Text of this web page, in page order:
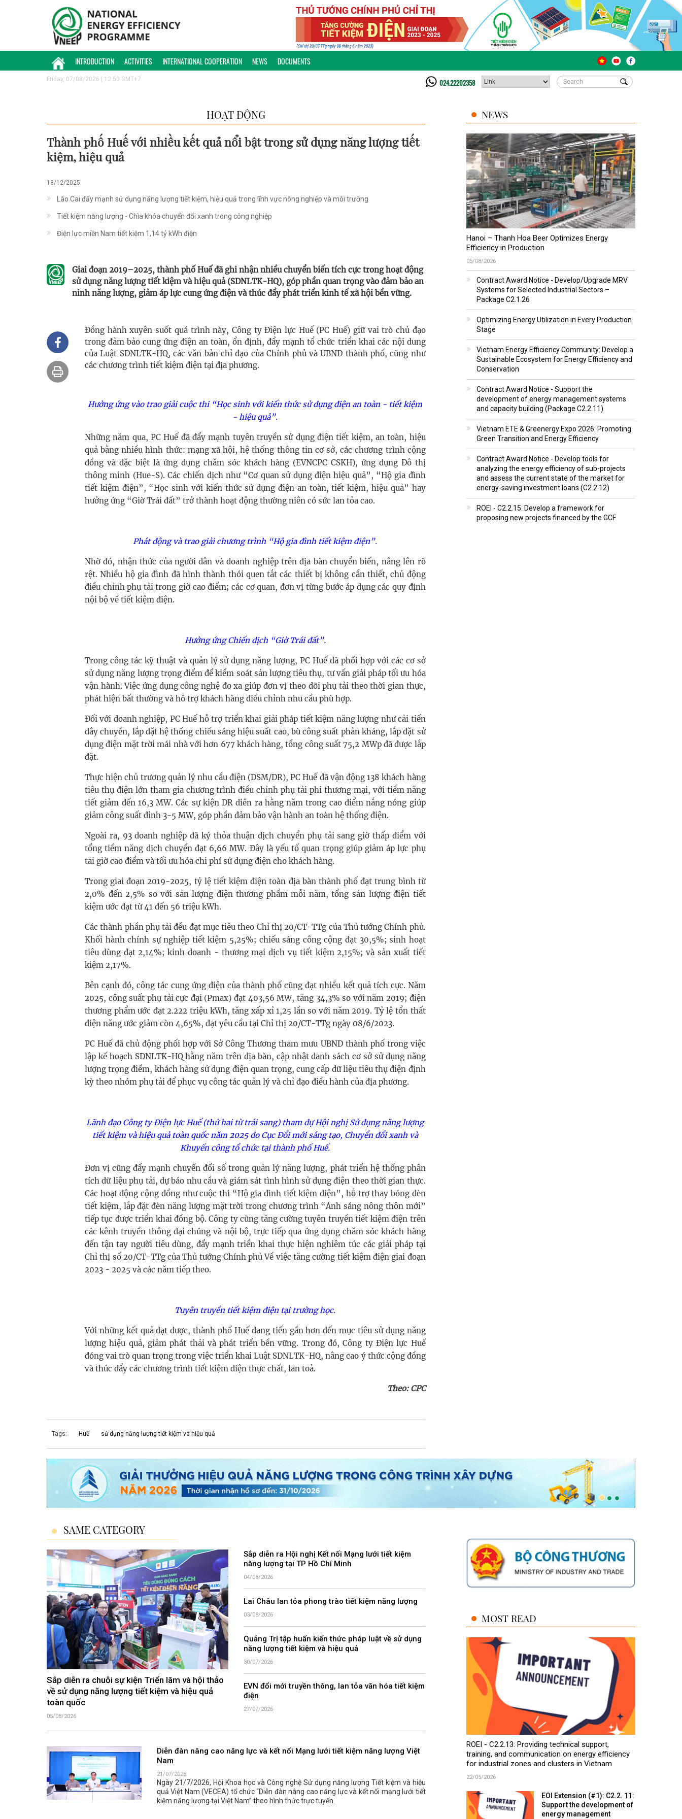
INTRODUCTION ACTIVITIES INTERNATIONAL COOPERATION NEWS DOCUMENTS
Friday, 07/08/2026 | 12:50 GMT+7 024.22202358
HOẠT ĐỘNG
Thành phố Huế với nhiều kết quả nổi bật trong sử dụng năng lượng tiết
kiệm, hiệu quả
18/12/2025
Lào Cai đẩy mạnh sử dụng năng lượng tiết kiệm, hiệu quả trong lĩnh vực nông nghiệp và môi trường
Tiết kiệm năng lượng - Chìa khóa chuyển đổi xanh trong công nghiệp
Điện lực miền Nam tiết kiệm 1,14 tỷ kWh điện
Giai đoạn 2019–2025, thành phố Huế đã ghi nhận nhiều chuyển biến tích cực trong hoạt động
sử dụng năng lượng tiết kiệm và hiệu quả (SDNLTK-HQ), góp phần quan trọng vào đảm bảo an
ninh năng lượng, giảm áp lực cung ứng điện và thúc đẩy phát triển kinh tế xã hội bền vững.
Đồng hành xuyên suốt quá trình này, Công ty Điện lực Huế (PC Huế) giữ vai trò chủ đạo
trong đảm bảo cung ứng điện an toàn, ổn định, đẩy mạnh tổ chức triển khai các nội dung
của Luật SDNLTK-HQ, các văn bản chỉ đạo của Chính phủ và UBND thành phố, cũng như
các chương trình tiết kiệm điện tại địa phương.
Hưởng ứng vào trao giải cuộc thi “Học sinh với kiến thức sử dụng điện an toàn - tiết kiệm
- hiệu quả”.
Những năm qua, PC Huế đã đẩy mạnh tuyên truyền sử dụng điện tiết kiệm, an toàn, hiệu
quả bằng nhiều hình thức: mạng xã hội, hệ thống thông tin cơ sở, các chương trình cộng
đồng và đặc biệt là ứng dụng chăm sóc khách hàng (EVNCPC CSKH), ứng dụng Đô thị
thông minh (Hue-S). Các chiến dịch như “Cơ quan sử dụng điện hiệu quả”, “Hộ gia đình
tiết kiệm điện”, “Học sinh với kiến thức sử dụng điện an toàn, tiết kiệm, hiệu quả” hay
hưởng ứng “Giờ Trái đất” trở thành hoạt động thường niên có sức lan tỏa cao.
Phát động và trao giải chương trình “Hộ gia đình tiết kiệm điện”.
Nhờ đó, nhận thức của người dân và doanh nghiệp trên địa bàn chuyển biến, nâng lên rõ
rệt. Nhiều hộ gia đình đã hình thành thói quen tắt các thiết bị không cần thiết, chủ động
điều chỉnh phụ tải trong giờ cao điểm; các cơ quan, đơn vị từng bước áp dụng các quy định
nội bộ về tiết kiệm điện.
Hưởng ứng Chiến dịch “Giờ Trái đất”.
Trong công tác kỹ thuật và quản lý sử dụng năng lượng, PC Huế đã phối hợp với các cơ sở
sử dụng năng lượng trọng điểm để kiểm soát sản lượng tiêu thụ, tư vấn giải pháp tối ưu hóa
vận hành. Việc ứng dụng công nghệ đo xa giúp đơn vị theo dõi phụ tải theo thời gian thực,
phát hiện bất thường và hỗ trợ khách hàng điều chỉnh nhu cầu phù hợp.
Đối với doanh nghiệp, PC Huế hỗ trợ triển khai giải pháp tiết kiệm năng lượng như cải tiến
dây chuyền, lắp đặt hệ thống chiếu sáng hiệu suất cao, bù công suất phản kháng, lắp đặt sử
dụng điện mặt trời mái nhà với hơn 677 khách hàng, tổng công suất 75,2 MWp đã được lắp
đặt.
Thực hiện chủ trương quản lý nhu cầu điện (DSM/DR), PC Huế đã vận động 138 khách hàng
tiêu thụ điện lớn tham gia chương trình điều chỉnh phụ tải phi thương mại, với tiềm năng
tiết giảm đến 16,3 MW. Các sự kiện DR diễn ra hằng năm trong cao điểm nắng nóng giúp
giảm công suất đỉnh 3-5 MW, góp phần đảm bảo vận hành an toàn hệ thống điện.
Ngoài ra, 93 doanh nghiệp đã ký thỏa thuận dịch chuyển phụ tải sang giờ thấp điểm với
tổng tiềm năng dịch chuyển đạt 6,66 MW. Đây là yếu tố quan trọng giúp giảm áp lực phụ
tải giờ cao điểm và tối ưu hóa chi phí sử dụng điện cho khách hàng.
Trong giai đoạn 2019-2025, tỷ lệ tiết kiệm điện toàn địa bàn thành phố đạt trung bình từ
2,0% đến 2,5% so với sản lượng điện thương phẩm mỗi năm, tổng sản lượng điện tiết
kiệm ước đạt từ 41 đến 56 triệu kWh.
Các thành phần phụ tải đều đạt mục tiêu theo Chỉ thị 20/CT-TTg của Thủ tướng Chính phủ.
Khối hành chính sự nghiệp tiết kiệm 5,25%; chiếu sáng công cộng đạt 30,5%; sinh hoạt
tiêu dùng đạt 2,14%; kinh doanh - thương mại dịch vụ tiết kiệm 2,15%; và sản xuất tiết
kiệm 2,17%.
Bên cạnh đó, công tác cung ứng điện của thành phố cũng đạt nhiều kết quả tích cực. Năm
2025, công suất phụ tải cực đại (Pmax) đạt 403,56 MW, tăng 34,3% so với năm 2019; điện
thương phẩm ước đạt 2.222 triệu kWh, tăng xấp xỉ 1,25 lần so với năm 2019. Tỷ lệ tổn thất
điện năng ước giảm còn 4,65%, đạt yêu cầu tại Chỉ thị 20/CT-TTg ngày 08/6/2023.
PC Huế đã chủ động phối hợp với Sở Công Thương tham mưu UBND thành phố trong việc
lập kế hoạch SDNLTK-HQ hằng năm trên địa bàn, cập nhật danh sách cơ sở sử dụng năng
lượng trọng điểm, khách hàng sử dụng điện quan trọng, cung cấp dữ liệu tiêu thụ điện định
kỳ theo nhóm phụ tải để phục vụ công tác quản lý và chỉ đạo điều hành của địa phương.
Lãnh đạo Công ty Điện lực Huế (thứ hai từ trái sang) tham dự Hội nghị Sử dụng năng lượng
tiết kiệm và hiệu quả toàn quốc năm 2025 do Cục Đổi mới sáng tạo, Chuyển đổi xanh và
Khuyến công tổ chức tại thành phố Huế.
Đơn vị cũng đẩy mạnh chuyển đổi số trong quản lý năng lượng, phát triển hệ thống phân
tích dữ liệu phụ tải, dự báo nhu cầu và giám sát tình hình sử dụng điện theo thời gian thực.
Các hoạt động cộng đồng như cuộc thi “Hộ gia đình tiết kiệm điện”, hỗ trợ thay bóng đèn
tiết kiệm, lắp đặt đèn năng lượng mặt trời trong chương trình “Ánh sáng nông thôn mới”
tiếp tục được triển khai đồng bộ. Công ty cũng tăng cường tuyên truyền tiết kiệm điện trên
các kênh truyền thông đại chúng và nội bộ, trực tiếp qua ứng dụng chăm sóc khách hàng
đến tận tay người tiêu dùng, đẩy mạnh triển khai thực hiện nghiêm túc các giải pháp tại
Chỉ thị số 20/CT-TTg của Thủ tướng Chính phủ Về việc tăng cường tiết kiệm điện giai đoạn
2023 - 2025 và các năm tiếp theo.
Tuyên truyền tiết kiệm điện tại trường học.
Với những kết quả đạt được, thành phố Huế đang tiến gần hơn đến mục tiêu sử dụng năng
lượng hiệu quả, giảm phát thải và phát triển bền vững. Trong đó, Công ty Điện lực Huế
đóng vai trò quan trọng trong việc triển khai Luật SDNLTK-HQ, nâng cao ý thức cộng đồng
và thúc đẩy các chương trình tiết kiệm điện thực chất, lan toả.
Theo: CPC
Tags: Huế sử dụng năng lượng tiết kiệm và hiệu quả
NEWS
Hanoi – Thanh Hoa Beer Optimizes Energy
Efficiency in Production
05/08/2026
Contract Award Notice - Develop/Upgrade MRV
Systems for Selected Industrial Sectors –
Package C2.1.26
Optimizing Energy Utilization in Every Production
Stage
Vietnam Energy Efficiency Community: Develop a
Sustainable Ecosystem for Energy Efficiency and
Conservation
Contract Award Notice - Support the
development of energy management systems
and capacity building (Package C2.2.11)
Vietnam ETE & Greenergy Expo 2026: Promoting
Green Transition and Energy Efficiency
Contract Award Notice - Develop tools for
analyzing the energy efficiency of sub-projects
and assess the current state of the market for
energy-saving investment loans (C2.2.12)
ROEI - C2.2.15: Develop a framework for
proposing new projects financed by the GCF
SAME CATEGORY
Sắp diễn ra chuỗi sự kiện Triển lãm và hội thảo
về sử dụng năng lượng tiết kiệm và hiệu quả
toàn quốc
05/08/2026
Sắp diễn ra Hội nghị Kết nối Mạng lưới tiết kiệm
năng lượng tại TP Hồ Chí Minh
04/08/2026
Lai Châu lan tỏa phong trào tiết kiệm năng lượng
03/08/2026
Quảng Trị tập huấn kiến thức pháp luật về sử dụng
năng lượng tiết kiệm và hiệu quả
30/07/2026
EVN đổi mới truyền thông, lan tỏa văn hóa tiết kiệm
điện
27/07/2026
Diễn đàn nâng cao năng lực và kết nối Mạng lưới tiết kiệm năng lượng Việt
Nam
21/07/2026
Ngày 21/7/2026, Hội Khoa học và Công nghệ Sử dụng năng lượng Tiết kiệm và hiệu
quả Việt Nam (VECEA) tổ chức “Diễn đàn nâng cao năng lực và kết nối mạng lưới tiết
kiệm năng lượng tại Việt Nam” theo hình thức trực tuyến.
MOST READ
ROEI - C2.2.13: Providing technical support,
training, and communication on energy efficiency
for industrial zones and clusters in Vietnam
22/05/2026
EOI Extension (#1): C2.2. 11:
Support the development of
energy management